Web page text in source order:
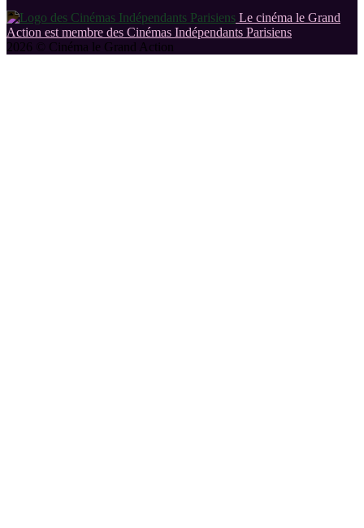
Le cinéma le Grand
Action est membre des Cinémas Indépendants Parisiens
2026 © Cinéma le Grand Action